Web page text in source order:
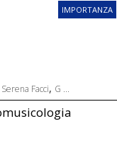
IMPORTANZA
Serena Facci, G ...